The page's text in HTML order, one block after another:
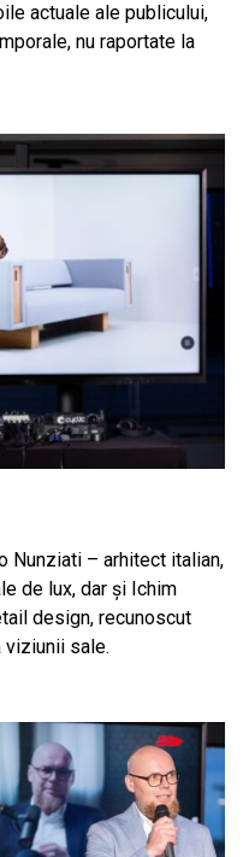
actuale ale publicului,
nu raportate la
Nunziati – arhitect italian,
de lux, dar și Ichim
design, recunoscut
sale.